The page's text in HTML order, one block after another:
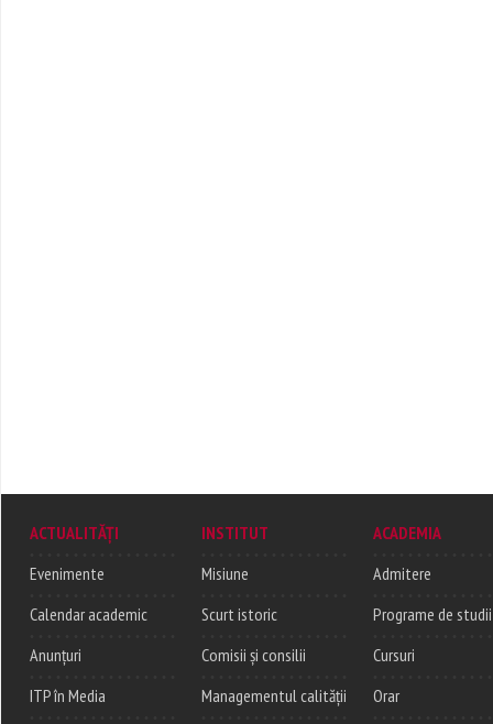
ACTUALITĂȚI
Evenimente
Calendar academic
Anunțuri
ITP în Media
INSTITUT
Misiune
Scurt istoric
Comisii și consilii
Managementul calității
ACADEMIA
Admitere
Programe de studii
Cursuri
Orar